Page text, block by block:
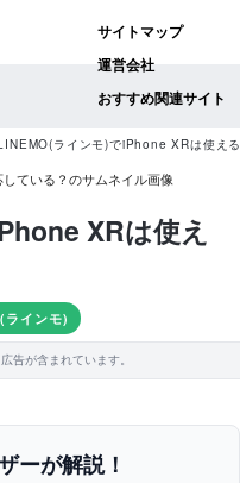
サイトマップ
運営会社
おすすめ関連サイト
ラインモ)でiPhone XRは使え
XRは使え
ラインモ)
告が含まれています。
ーが解説！